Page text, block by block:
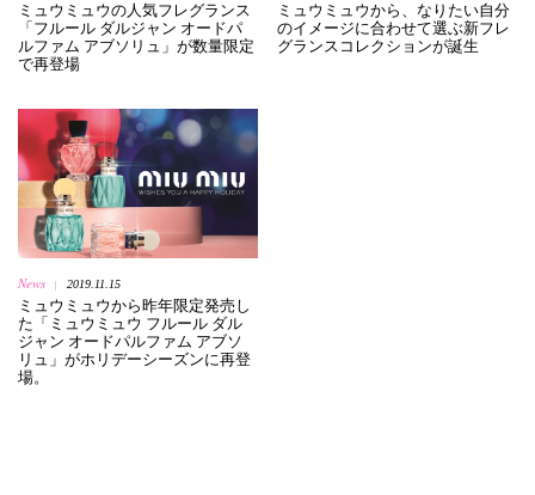
ミュウミュウの人気フレグランス
「フルール ダルジャン オードパ
ルファム アブソリュ」が数量限定
で再登場
ミュウミュウから、なりたい自分
のイメージに合わせて選ぶ新フレ
グランスコレクションが誕生
News 2019.11.15
ミュウミュウから昨年限定発売し
た「ミュウミュウ フルール ダル
ジャン オードパルファム アブソ
リュ」がホリデーシーズンに再登
場。